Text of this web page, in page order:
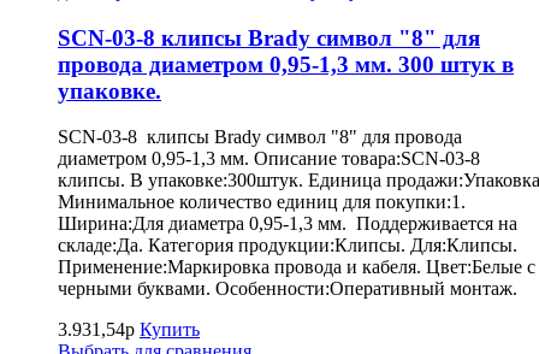
SCN-03-8 клипсы Brady символ "8" для
провода диаметром 0,95-1,3 мм. 300 штук в
упаковке.
SCN-03-8 клипсы Brady символ "8" для провода
диаметром 0,95-1,3 мм. Описание товара:SCN-03-8
клипсы. В упаковке:300штук. Единица
Минимальное количество единиц для покупки:1.
Ширина:Для диаметра 0,95-1,3 мм. Поддерживается на
складе:Да. Категория продукции:Клипсы. Для:Клипсы.
Применение:Маркировка провода и кабеля. Цвет:Белые с
черными буквами. Особенности:Оперативный монтаж.
3.931,54р Купить